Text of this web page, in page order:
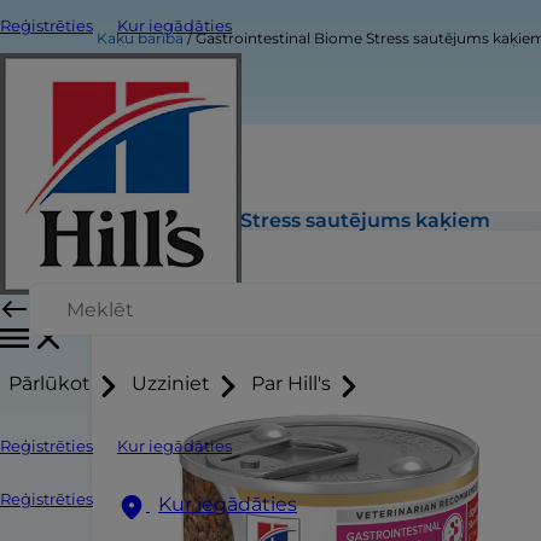
Reģistrēties Kur iegādāties
Pārlūkot Uzziniet Par Hill's
Reģistrēties Kur iegādāties
Reģistrēties Kur iegādāties
Kaķu barība Gastrointestinal Biome Stress sautējums
Gastrointestinal Biome Stress sautējums kaķiem